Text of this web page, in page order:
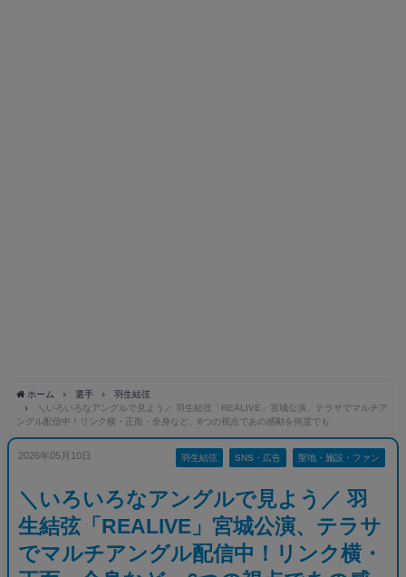
ホーム 選手
羽生結弦
＼いろいろなアングルで見よう／ 羽生結弦「REALIVE」宮城公演、テラサでマルチア
ングル配信中！リンク横・正面・全身など、6つの視点であの感動を何度でも
2026年05月10日 羽生結弦 SNS・広告 聖地・施設・ファン
＼いろいろなアングルで見よう／ 羽
生結弦「REALIVE」宮城公演、テラサ
でマルチアングル配信中！リンク横・